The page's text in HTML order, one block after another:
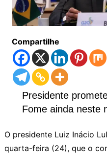
Compartilhe
Presidente
Fome ainda neste
O presidente Luiz Inácio
quarta-feira (24), que o